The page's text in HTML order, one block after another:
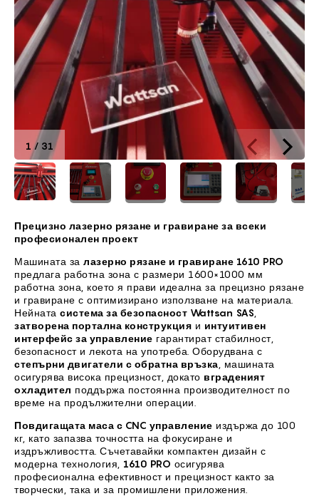
1 / 31
Прецизно лазерно рязане и гравиране за всеки
професионален проект
Машината за лазерно рязане и гравиране 1610 PRO
предлага работна зона с размери 1600×1000 мм
работна зона, което я прави идеална за прецизно рязане
и гравиране с оптимизирано използване на материала.
Нейната система за безопасност Wattsan SAS
затворена портална конструкция и интуитивен
интерфейс за управление гарантират стабилност,
безопасност и лекота на употреба. Оборудвана с
степърни двигатели с обратна връзка , машината
осигурява висока прецизност, докато вграденият
охладител поддържа постоянна производителност по
време на продължителни операции.
Повдигащата маса с CNC управление издържа до 100
кг, като запазва точността на фокусиране и
издръжливостта. Съчетавайки компактен дизайн с
модерна технология, 1610 PRO осигурява
професионална ефективност и прецизност както за
творчески, така и за промишлени приложения.